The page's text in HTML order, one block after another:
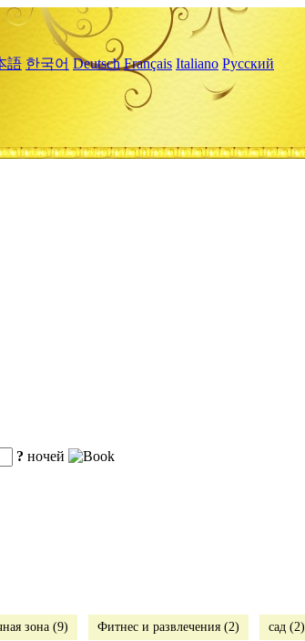
語 한국어 Deutsch Français Italiano Русский
? ночей
зона (9) Фитнес и развлечения (2) сад (2)